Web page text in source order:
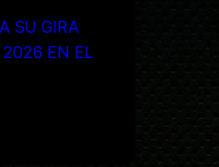
SU GIRA
2026 EN EL